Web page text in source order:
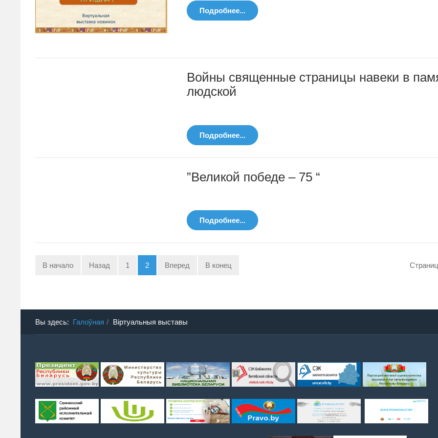
Подробнее...
Войны священные страницы навеки в
людской
Подробнее...
”Великой победе – 75 “
Подробнее...
В начало Назад 1 2 Вперед В конец
Вы здесь: Галоўная Віртуальныя выставы